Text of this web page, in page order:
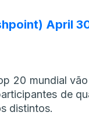
April
20 mundial
de
distintos.